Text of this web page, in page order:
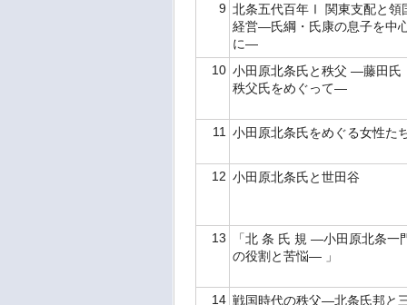
9 北条五代百年Ⅰ 関東支配と領
経営―氏綱・氏康の息子を中
に―
10 小田原北条氏と秩父 ―藤田氏
秩父氏をめぐって―
11 小田原北条氏をめぐる女性た
12 小田原北条氏と世田谷
13
「北 条 氏 規 ―小田原北条一
の役割と苦悩― 」
14 戦国時代の秩父―北条氏邦と